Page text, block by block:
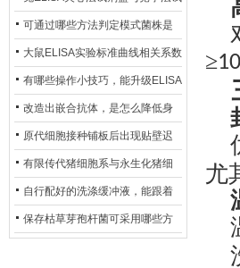
剂盒，适用检测场景存在哪些差
异？
可通过哪些方法判定模式菌株是
否存在杂菌污染？
大鼠ELISA实验标准曲线相关系数
偏低，可从哪些维度开展问题排
查？
有哪些操作小技巧，能升级ELISA
的LOD与LOQ性能？
改造出嵌合抗体，是怎么降低身
体生成抗鼠抗体（HAMA）的？
原代细胞接种铺板后出现贴壁迟
缓、悬浮细胞数量偏多的现象的
主要诱因
有限传代猪细胞系与永生化猪细
胞系，二者在增殖存活周期上有
什么区别？
自行配好的洗涤缓冲液，能跟着
试剂盒原装干粉放一处储存吗？
保存枯草芽孢杆菌可采用哪些方
≥
尤